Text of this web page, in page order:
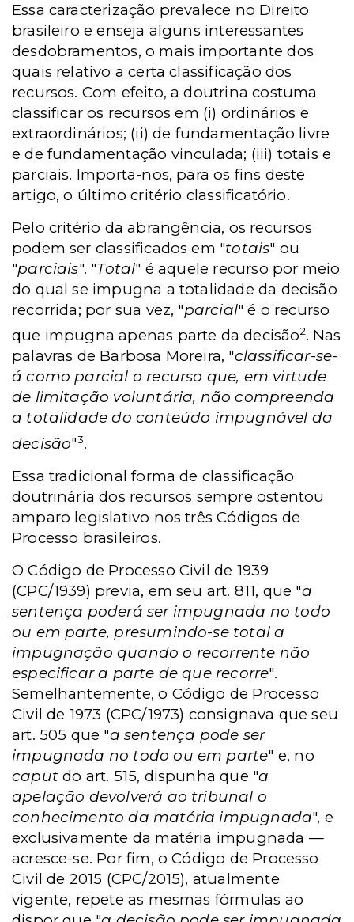
Essa caracterização prevalece no Direito
brasileiro e enseja alguns interessantes
desdobramentos, o mais importante dos
quais relativo a certa classificação dos
recursos. Com efeito, a doutrina costuma
classificar os recursos em (i) ordinários e
extraordinários; (ii) de fundamentação livre
e de fundamentação vinculada; (iii) totais e
parciais. Importa-nos, para os fins deste
artigo, o último critério classificatório.
Pelo critério da abrangência, os recursos
podem ser classificados em "totais" ou
"parciais". "Total" é aquele recurso por meio
do qual se impugna a totalidade da decisão
recorrida; por sua vez, "parcial" é o recurso
que impugna apenas parte da decisão2. Nas
palavras de Barbosa Moreira, "classificar-se-
á como parcial o recurso que, em virtude
de limitação voluntária, não compreenda
a totalidade do conteúdo impugnável da
decisão"3.
Essa tradicional forma de classificação
doutrinária dos recursos sempre ostentou
amparo legislativo nos três Códigos de
Processo brasileiros.
O Código de Processo Civil de 1939
(CPC/1939) previa, em seu art. 811, que "a
sentença poderá ser impugnada no todo
ou em parte, presumindo-se total a
impugnação quando o recorrente não
especificar a parte de que recorre".
Semelhantemente, o Código de Processo
Civil de 1973 (CPC/1973) consignava que seu
art. 505 que "a sentença pode ser
impugnada no todo ou em parte" e, no
caputdo art. 515, dispunha que "a
apelação devolverá ao tribunal o
conhecimento da matéria impugnada", e
exclusivamente da matéria impugnada —
acresce-se. Por fim, o Código de Processo
Civil de 2015 (CPC/2015), atualmente
vigente, repete as mesmas fórmulas ao